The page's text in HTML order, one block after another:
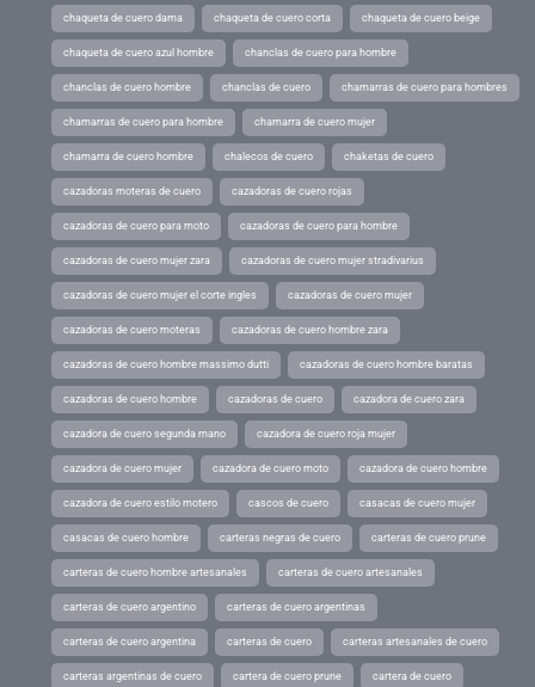
chaqueta de cuero dama chaqueta de cuero corta chaqueta de cuero beige
chaqueta de cuero azul hombre chanclas de cuero para hombre
chanclas de cuero hombre chanclas de cuero chamarras de cuero para hombres
chamarras de cuero para hombre chamarra de cuero mujer
chamarra de cuero hombre chalecos de cuero chaketas de cuero
cazadoras moteras de cuero cazadoras de cuero rojas
cazadoras de cuero para moto cazadoras de cuero para hombre
cazadoras de cuero mujer zara cazadoras de cuero mujer stradivarius
cazadoras de cuero mujer el corte ingles cazadoras de cuero mujer
cazadoras de cuero moteras cazadoras de cuero hombre zara
cazadoras de cuero hombre massimo dutti cazadoras de cuero hombre baratas
cazadoras de cuero hombre cazadoras de cuero cazadora de cuero zara
cazadora de cuero segunda mano cazadora de cuero roja mujer
cazadora de cuero mujer cazadora de cuero moto cazadora de cuero hombre
cazadora de cuero estilo motero cascos de cuero casacas de cuero mujer
casacas de cuero hombre carteras negras de cuero carteras de cuero prune
carteras de cuero hombre artesanales carteras de cuero artesanales
carteras de cuero argentino carteras de cuero argentinas
carteras de cuero argentina carteras de cuero carteras artesanales de cuero
carteras argentinas de cuero cartera de cuero prune cartera de cuero